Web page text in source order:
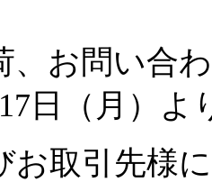
、お問い合
日（月）
お取引先様